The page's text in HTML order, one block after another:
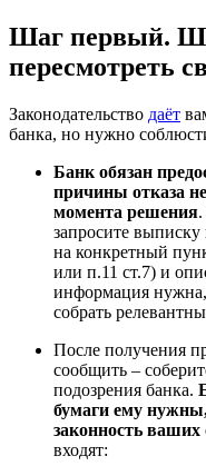
Шаг первый.
пересмотреть
Законодательство даёт
банка, но нужно
Банк обязан
причины отказа
момента решения
запросите выписку
на конкретный
или п.11 ст.7) и
информация нужна,
собрать
После получения
сообщить –
подозрения банка.
бумаги ему
законность ваших
входят: